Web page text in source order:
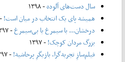
سال دست‌های آلوده- ۱۳۹۸
همیشه پای یک انتخاب در میان است!- ۱۳۹۷
درخشان... با سیمرغ یا بی‌سیمرغ- ۱۳۹۷
بزرگ مردان کوچک!- ۱۳۹۷
فیلم‌سازِ تجربه‌گرا، بازیگرِ پرحاشیه!- ۱۳۹۷